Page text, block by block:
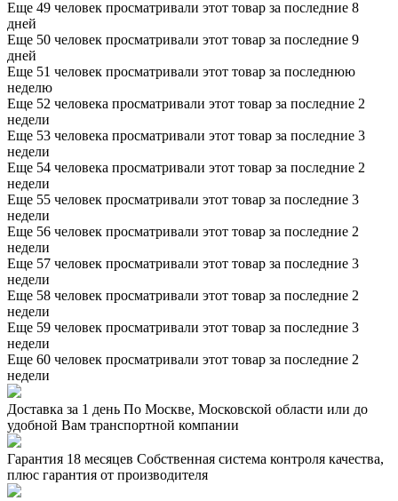
Еще 49 человек просматривали этот товар за последние 8
дней
Еще 50 человек просматривали этот товар за последние 9
дней
Еще 51 человек просматривали этот товар за последнюю
неделю
Еще 52 человека просматривали этот товар за последние 2
недели
Еще 53 человека просматривали этот товар за последние 3
недели
Еще 54 человека просматривали этот товар за последние 2
недели
Еще 55 человек просматривали этот товар за последние 3
недели
Еще 56 человек просматривали этот товар за последние 2
недели
Еще 57 человек просматривали этот товар за последние 3
недели
Еще 58 человек просматривали этот товар за последние 2
недели
Еще 59 человек просматривали этот товар за последние 3
недели
Еще 60 человек просматривали этот товар за последние 2
недели
Доставка за 1 день По Москве, Московской области или до
удобной Вам транспортной компании
Гарантия 18 месяцев Собственная система контроля качества,
плюс гарантия от производителя